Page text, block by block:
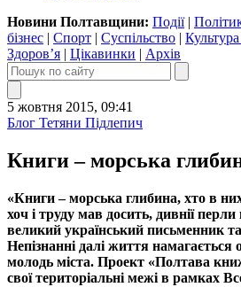
Новини Полтавщини: Події|
бізнес | Спорт | Суспільство | Культура
Здоров’я | Цікавинки | Архів
5 жовтня 2015, 09:41
Блог Тетяни Підлепич
Книги – морська
«Книги – морська глибина, хто в
хоч і труду мав досить, дивнії
великий український письменник
Непізнанні далі життя намагається
молодь міста. Проект «Полтава
свої територіальні межі в рамках